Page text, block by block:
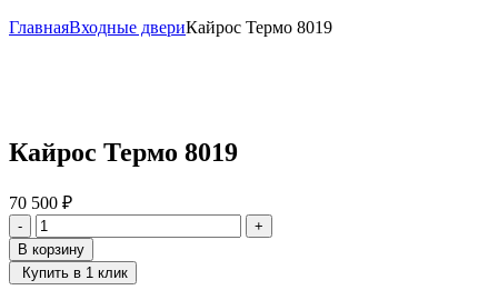
ГлавнаяВходные двериКайрос Термо 8019
Кайрос Термо 8019
70 500 ₽
Количество
товара
Кайрос
Термо
-
+
В корзину
Купить в 1 клик